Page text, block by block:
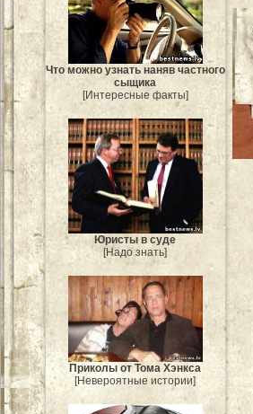
Что можно узнать наняв частного
сыщика
[Интересные факты]
Юристы в суде
[Надо знать]
Приколы от Тома Хэнкса
[Невероятные истории]